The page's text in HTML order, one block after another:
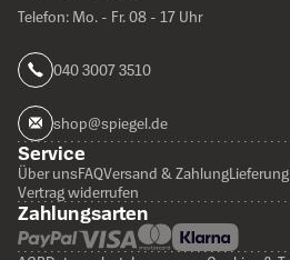
Telefon: Mo. - Fr. 08 - 17 Uhr
040 3007 3510
shop@spiegel.de
Service
Über unsFAQVersand & Zahlung
Vertrag widerrufen
Zahlungsarten